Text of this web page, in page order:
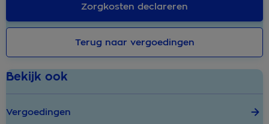
Zorgkosten declareren
Terug naar vergoedingen
Bekijk ook
Vergoedingen